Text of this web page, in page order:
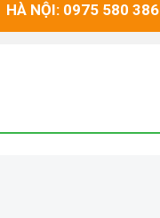
HÀ NỘI: 0975 580 386